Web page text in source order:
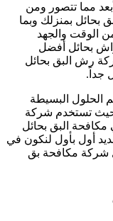
مما تتصور ومن
بمنزلك وبما
الوقت والجهد
بحائل أفضل
رش البق بحائل
البسيطة
تستخدم شركة
البق بحائل
أول بأول لنكون في
مكافحة بق